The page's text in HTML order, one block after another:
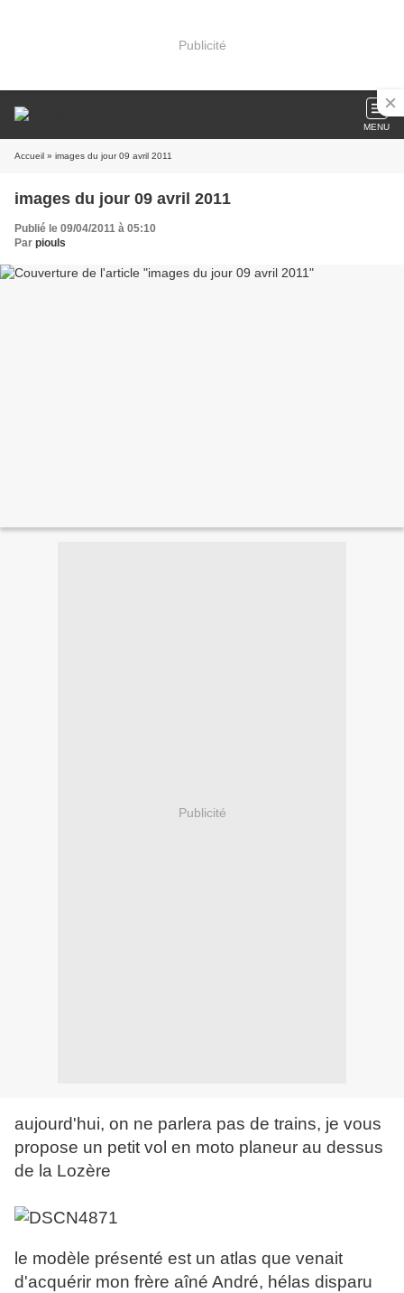
Publicité
MENU
Accueil » images du jour 09 avril 2011
images du jour 09 avril 2011
Publié le 09/04/2011 à 05:10
Par piouls
Publicité
aujourd'hui, on ne parlera pas de trains, je vous
propose un petit vol en moto planeur au dessus
de la Lozère
le modèle présenté est un atlas que venait
d'acquérir mon frère aîné André, hélas disparu